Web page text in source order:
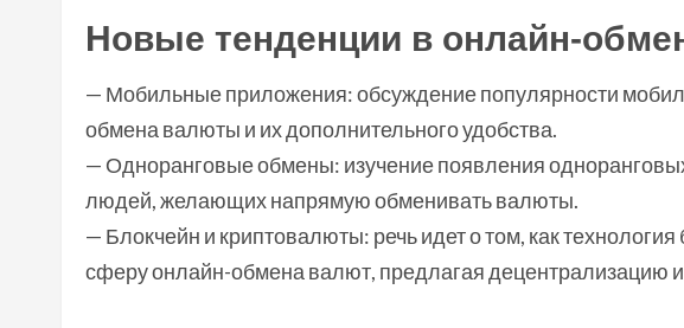
Новые тенденции в онлайн-
— Мобильные приложения: обсуждение популярности
обмена валюты и их дополнительного удобства.
— Одноранговые обмены: изучение появления
людей, желающих напрямую обменивать валюты.
— Блокчейн и криптовалюты: речь идет о том, как
сферу онлайн-обмена валют, предлагая децентрализацию